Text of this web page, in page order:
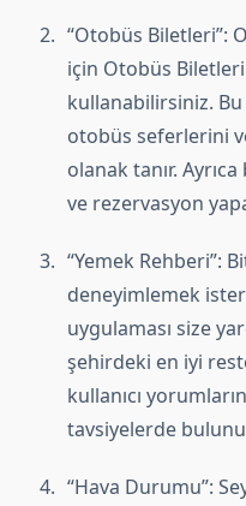
“Otobüs Biletleri”:
için Otobüs Biletleri
kullanabilirsiniz.
otobüs seferlerini
olanak tanır.
ve rezervasyon
“Yemek Rehberi”:
deneyimlemek
uygulaması size
şehirdeki en iyi
kullanıcı
tavsiyelerde
“Hava Durumu”: